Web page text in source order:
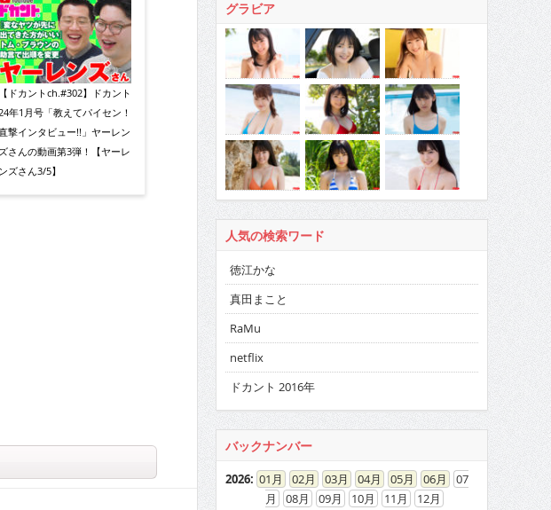
【ドカントch.#302】ドカント
24年1月号「教えてパイセン！
撃インタビュー!!」ヤーレン
ズさんの動画第3弾！【ヤーレ
ンズさん3/5】
グラビア
人気の検索ワード
徳江かな
真田まこと
RaMu
netflix
ドカント 2016年
バックナンバー
2026: 01 02 03 04 05 06
07
08
09 10 11
12